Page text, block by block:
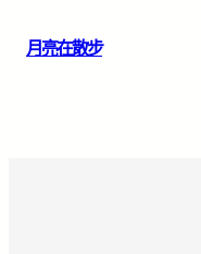
月亮在散步